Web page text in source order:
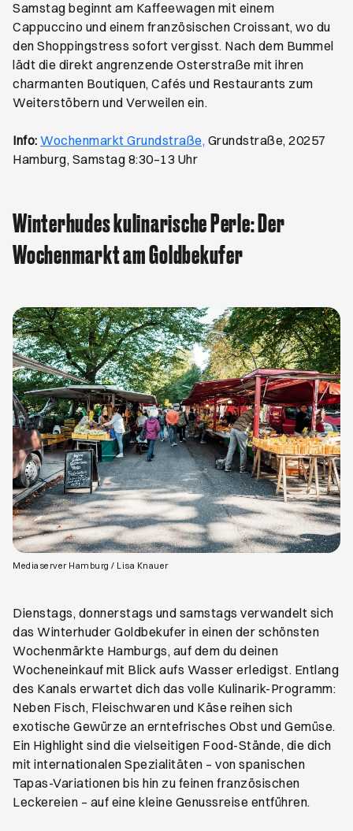
Samstag beginnt am Kaffeewagen mit einem
Cappuccino und einem französischen Croissant, wo du
den Shoppingstress sofort vergisst. Nach dem Bummel
lädt die direkt angrenzende Osterstraße mit ihren
charmanten Boutiquen, Cafés und Restaurants zum
Weiterstöbern und Verweilen ein.
Info: Wochenmarkt Grundstraße, Öffnet ein neues
Grundstraße, 20257
Hamburg, Samstag 8:30–13 Uhr
Winterhudes kulinarische Perle: Der
Wochenmarkt am Goldbekufer
Mediaserver Hamburg / Lisa KnauerÖffnet ein neues Browser-Tab
Dienstags, donnerstags und samstags verwandelt sich
das Winterhuder Goldbekufer in einen der schönsten
Wochenmärkte Hamburgs, auf dem du deinen
Wocheneinkauf mit Blick aufs Wasser erledigst. Entlang
des Kanals erwartet dich das volle Kulinarik-Programm:
Neben Fisch, Fleischwaren und Käse reihen sich
exotische Gewürze an erntefrisches Obst und Gemüse.
Ein Highlight sind die vielseitigen Food-Stände, die dich
mit internationalen Spezialitäten – von spanischen
Tapas-Variationen bis hin zu feinen französischen
Leckereien – auf eine kleine Genussreise entführen.